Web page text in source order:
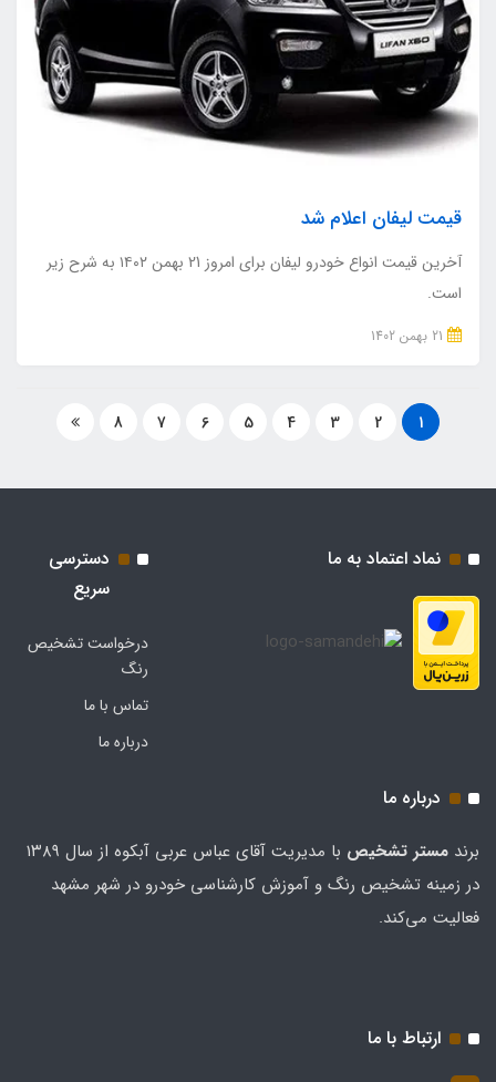
قیمت لیفان اعلام شد
آخرین قیمت انواع خودرو لیفان برای امروز 21 بهمن ۱۴۰۲ به شرح زیر
است.
1
2
3
4
5
6
7
8
نماد اعتماد به ما
دسترسی
سریع
درخواست تشخیص
رنگ
تماس با ما
درباره ما
درباره ما
برند مستر تشخيص
با مدیریت آقای عباس عربی آبکوه از سال ۱۳۸۹
در زمینه تشخیص رنگ و آموزش کارشناسی خودرو در شهر مشهد
فعالیت می‌کند.
ارتباط با ما